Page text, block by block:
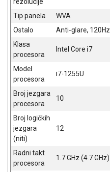
NAVIGACIJE
NADZOR I
SIGURNOSNA
OPREMA
KABLOVI I
ADAPTERI
KANCELARIJSKI
SVE
Tip panela
WVA
Ostalo
Anti-glare, 120Hz
Klasa
procesora
Intel Core i7
Model
procesora
i7-1255U
Broj jezgara
procesora
10
Broj logičkih
jezgara
(niti)
12
Radni takt
procesora
1.7 GHz (4.7 GHz)